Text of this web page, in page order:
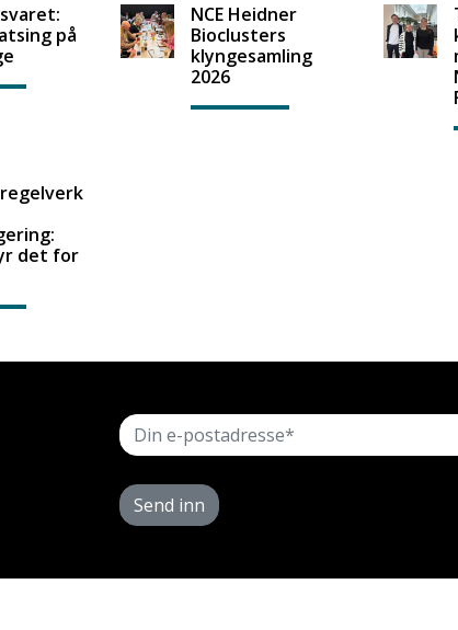
på
NCE Heidner
Bioclusters
klyngesamling
2026
det for
Send inn